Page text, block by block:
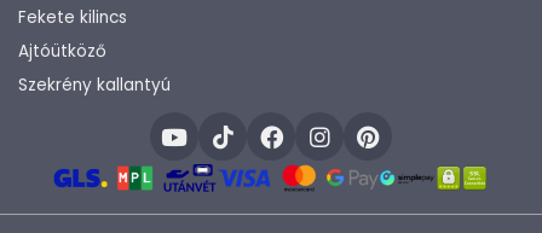
Fekete kilincs
Ajtóütköző
Szekrény kallantyú